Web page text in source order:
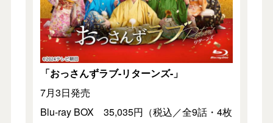
「おっさんずラブ-リターンズ-」
7月3日発売
Blu-ray BOX 35,035円（税込／全9話・4枚